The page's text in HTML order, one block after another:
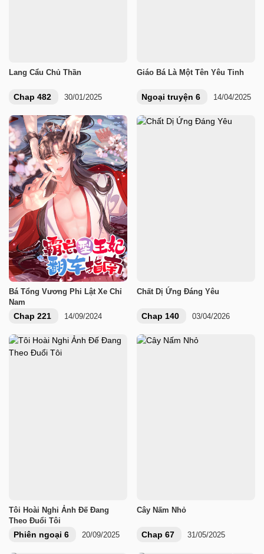
Lang Cẩu Chủ Thần
Chap 482 30/01/2025
Giáo Bá Là Một Tên Yêu Tinh
Ngoại truyện 6 14/04/2025
Bá Tổng Vương Phi Lật Xe Chỉ
Nam
Chap 221 14/09/2024
Chất Dị Ứng Đáng Yêu
Chap 140 03/04/2026
Tôi Hoài Nghi Ảnh Đế Đang
Theo Đuổi Tôi
Phiên ngoại 6 20/09/2025
Cây Nấm Nhỏ
Chap 67 31/05/2025